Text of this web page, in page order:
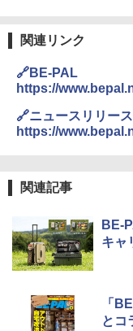
関連リンク
🔗BE-PAL
https://
🔗ニュースリリース
https://
関連記事
BE-
キャ
「
とコ